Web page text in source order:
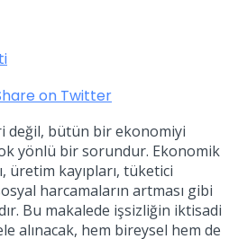
on Twitter
değil, bütün bir ekonomiyi
yönlü bir sorundur. Ekonomik
üretim kayıpları, tüketici
harcamaların artması gibi
Bu makalede işsizliğin iktisadi
alınacak, hem bireysel hem de